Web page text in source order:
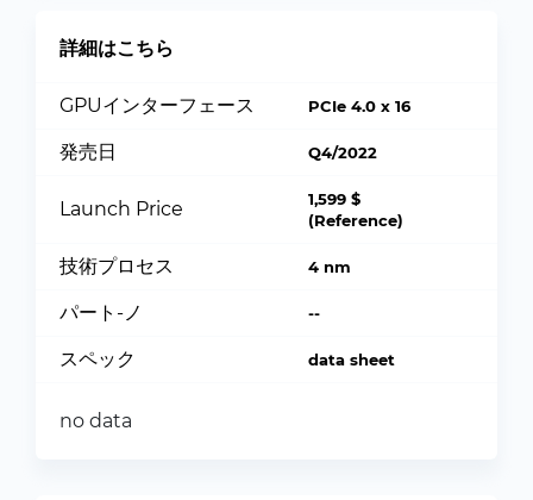
詳細はこちら
GPUインターフェース PCIe 4.0 x 16
発売日 Q4/2022
Launch Price
1,599 $
(Reference)
技術プロセス 4 nm
パート-ノ --
スペック data sheet
no data